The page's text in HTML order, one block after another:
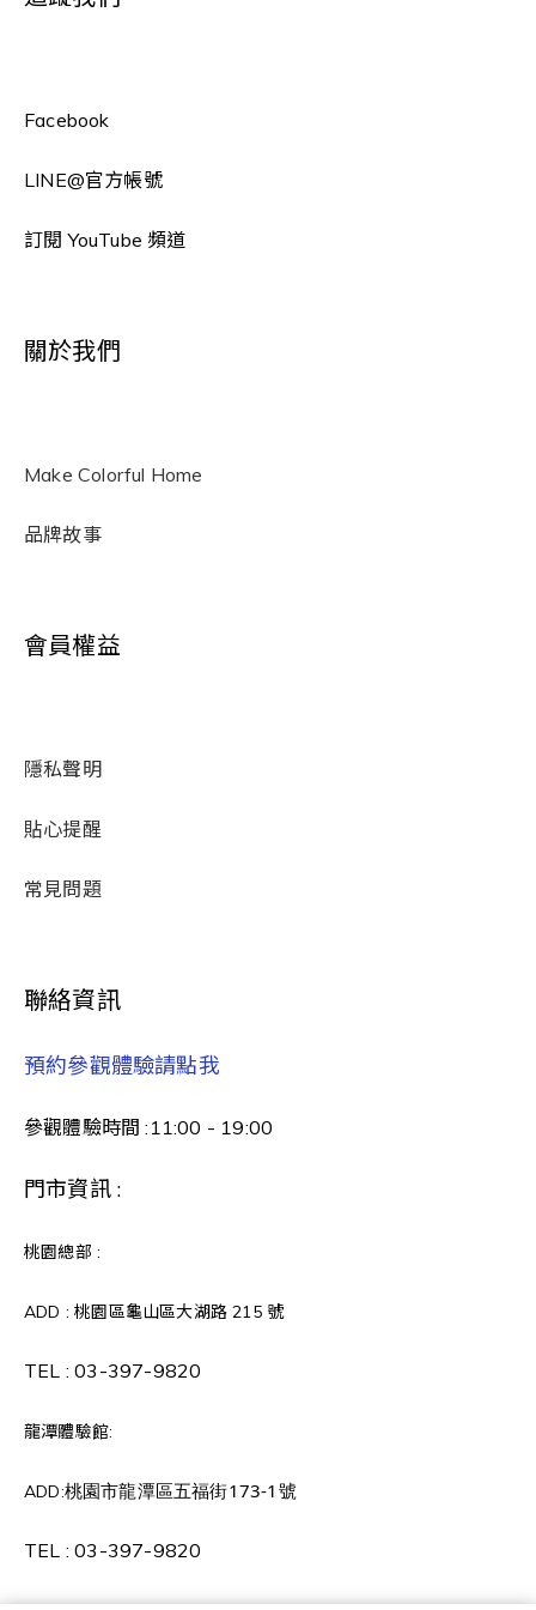
Facebook
LINE@官方帳號
訂閱 YouTube 頻道
關於我們
Make Colorful Home
品牌故事
會員權益
隱私聲明
貼心提醒
常見問題
聯絡資訊
預約參觀體驗請點我
參觀體驗時間 :11:00 - 19:00
門市資訊 :
桃園總部 :
ADD : 桃園區龜山區大湖路 215 號
TEL :03-397-9820
龍潭體驗館:
ADD:桃園市龍潭區五福街173-1號
TEL :03-397-9820